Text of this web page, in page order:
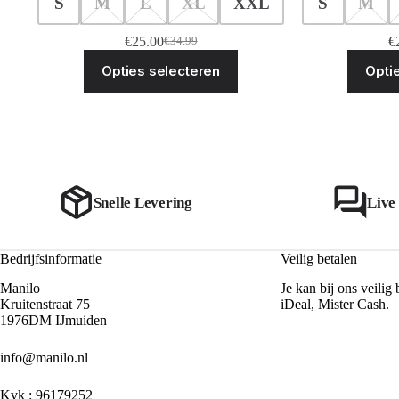
€34.99
Oorspronkelijke
prijs
was:
€34.99.
€25.00Huidige
prijs
is:
€25.00.
Opties selecteren
€
Snelle Levering Live
Bedrijfsinformatie
Manilo
Kruitenstraat 75
1976DM IJmuiden
info@manilo.nl
Kvk : 96179252
Veilig betalen
Je kan bij ons veilig
iDeal, Mister Cash.